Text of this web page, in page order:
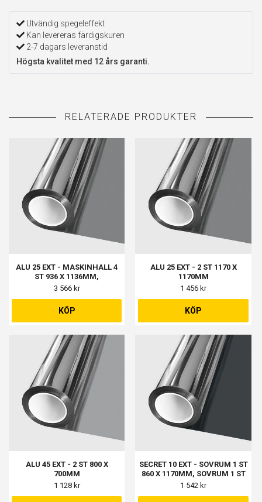
Utvändig spegeleffekt
Kan levereras färdigskuren
2-7 dagars leveranstid
Högsta kvalitet med 12 års garanti.
ALU 25 EXT - MASKINHALL 4
ST 936 X 1136MM,
MASKINHALL MINDRE 3 ST
3 566 kr
KÖP
ALU 25 EXT - 2 ST 1170 X
1170MM
1 456 kr
KÖP
ALU 45 EXT - 2 ST 800 X
700MM
1 128 kr
SECRET 10 EXT - SOVRUM 1 ST
860 X 1170MM, SOVRUM 1 ST
275 X 1170MM
1 542 kr